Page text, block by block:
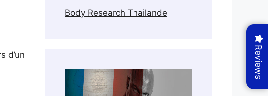
d’un
Body Research Thailande
Reviews